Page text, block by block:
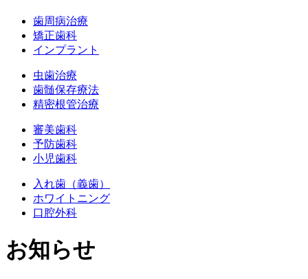
歯周病治療
矯正歯科
インプラント
虫歯治療
歯髄保存療法
精密根管治療
審美歯科
予防歯科
小児歯科
入れ歯（義歯）
ホワイトニング
口腔外科
お知らせ